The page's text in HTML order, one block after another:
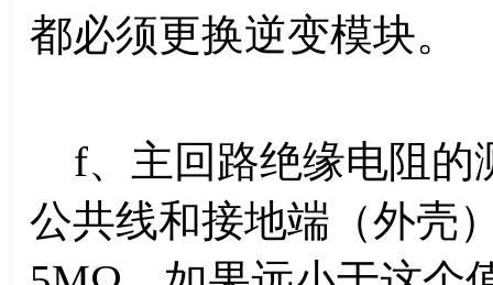
都必须更换逆变模块。
f、主回路绝缘电阻的
公共线和接地端（外壳